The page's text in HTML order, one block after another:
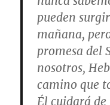
pueden
mañana,
promesa del
nosotros,
camino que
Él cuidará